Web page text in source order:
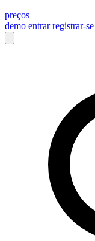
preços
demo entrar registrar-se